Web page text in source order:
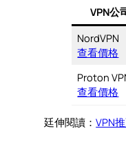
VPN公
NordVPN
查看價格
Proton
查看價格
廷伸閱讀：VPN